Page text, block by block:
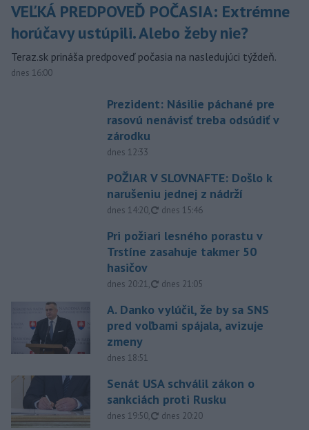
VEĽKÁ PREDPOVEĎ POČASIA: Extrémne
horúčavy ustúpili. Alebo žeby nie?
Teraz.sk prináša predpoveď počasia na nasledujúci týždeň.
dnes 16:00
Prezident: Násilie páchané pre
rasovú nenávisť treba odsúdiť v
zárodku
dnes 12:33
POŽIAR V SLOVNAFTE: Došlo k
narušeniu jednej z nádrží
dnes 14:20, aktualizované
dnes 15:46
Pri požiari lesného porastu v
Trstíne zasahuje takmer 50
hasičov
dnes 20:21, aktualizované
dnes 21:05
A. Danko vylúčil, že by sa SNS
pred voľbami spájala, avizuje
zmeny
dnes 18:51
Senát USA schválil zákon o
sankciách proti Rusku
dnes 19:50, aktualizované
dnes 20:20